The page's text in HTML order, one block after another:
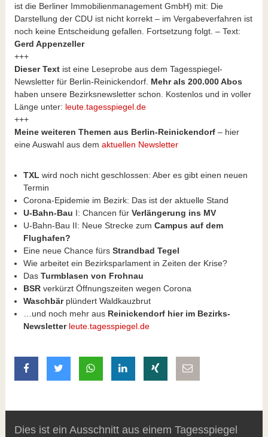
ist die Berliner Immobilienmanagement GmbH) mit: Die
Darstellung der CDU ist nicht korrekt – im Vergabeverfahren ist
noch keine Entscheidung gefallen. Fortsetzung folgt. – Text:
Gerd Appenzeller
+++
Dieser Textist eine Leseprobe aus dem Tagesspiegel-
Newsletter für Berlin-Reinickendorf. Mehr als 200.000 Abos
haben unsere Bezirksnewsletter schon. Kostenlos und in voller
Länge unter: leute.tagesspiegel.de
+++
Meine weiteren Themen aus Berlin-Reinickendorf– hier
eine Auswahl aus dem aktuellen Newsletter
TXL wird noch nicht geschlossen: Aber es gibt einen neuen
Termin
Corona-Epidemie im Bezirk: Das ist der aktuelle Stand
U-Bahn-Bau I: Chancen für Verlängerung ins MV
U-Bahn-Bau II: Neue Strecke zum Campus auf dem
Flughafen?
Eine neue Chance fürs Strandbad Tegel
Wie arbeitet ein Bezirksparlament in Zeiten der Krise?
Das Turmblasen von Frohnau
BSRverkürzt Öffnungszeiten wegen Corona
Waschbärplündert Waldkauzbrut
…und noch mehr aus Reinickendorf hier im Bezirks-
Newsletter leute.tagesspiegel.de
auf Facebook teilen
auf Twitter teilenmit Whatsapp teilen
auf LinkedIn teilen
auf Xing teilen
Dies ist ein Ausschnitt aus einem Tagesspiegel